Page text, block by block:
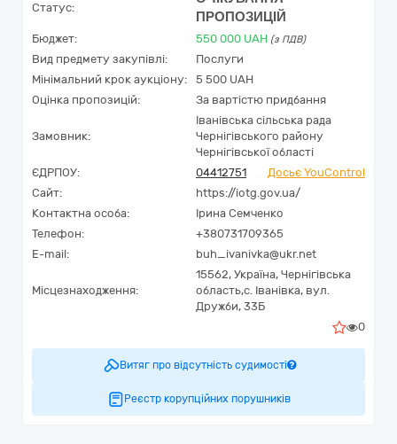
Статус:
ПРОПОЗИЦІЙ
Бюджет: 550 000 UAH (з ПДВ)
Вид предмету закупівлі:
Послуги
Мінімальний крок аукціону:
5 500 UAH
Оцінка пропозицій:
За вартістю придбання
Замовник:
Іванівська сільська рада
Чернігівського району
Чернігівської області
ЄДРПОУ:
04412751
Досьє YouControl
Сайт:
https://iotg.gov.ua/
Контактна особа:
Ірина Семченко
Телефон:
+380731709365
E-mail:
buh_ivanivka@ukr.net
Місцезнаходження:
15562, Україна, Чернігівська
область,с. Іванівка, вул.
Дружби, 33Б
0
Витяг про відсутність судимості
Реєстр корупційних порушників